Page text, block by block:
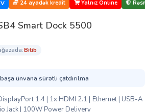
24 ayadək kredit Yalnız Online
Smart Dock 5500
bi̇ti̇b
ünvana sürətli çatdırılma
1.4 | 1x HDMI 2.1 | Ethernet | USB-A
Jack | 100W Power Delivery